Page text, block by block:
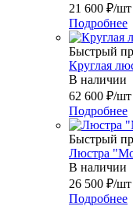
21 600 ₽/шт
Подробнее
Быстрый
Круглая
В наличии
62 600 ₽/шт
Подробнее
Быстрый
Люстра
В наличии
26 500 ₽/шт
Подробнее